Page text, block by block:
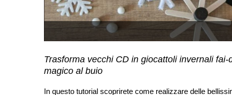
Trasforma vecchi CD in giocattoli invernali
magico al buio
In questo tutorial scoprirete come realizzare delle